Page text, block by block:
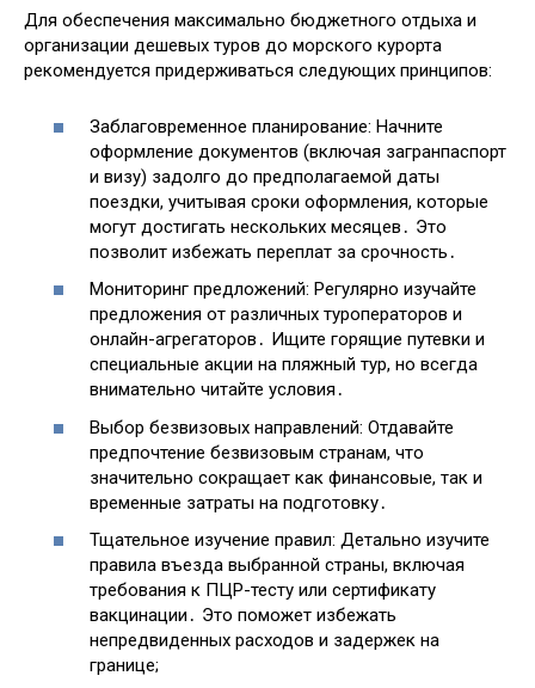
Для обеспечения максимально бюджетного отдыха и
организации дешевых туров до морского курорта
рекомендуется придерживаться следующих принципов:
Заблаговременное планирование: Начните
оформление документов (включая загранпаспорт
и визу) задолго до предполагаемой даты
поездки, учитывая сроки оформления, которые
могут достигать нескольких месяцев․ Это
позволит избежать переплат за срочность․
Мониторинг предложений: Регулярно изучайте
предложения от различных туроператоров и
онлайн-агрегаторов․ Ищите горящие путевки и
специальные акции на пляжный тур, но всегда
внимательно читайте условия․
Выбор безвизовых направлений: Отдавайте
предпочтение безвизовым странам, что
значительно сокращает как финансовые, так и
временные затраты на подготовку․
Тщательное изучение правил: Детально изучите
правила въезда выбранной страны, включая
требования к ПЦР-тесту или сертификату
вакцинации․ Это поможет избежать
непредвиденных расходов и задержек на
границе;